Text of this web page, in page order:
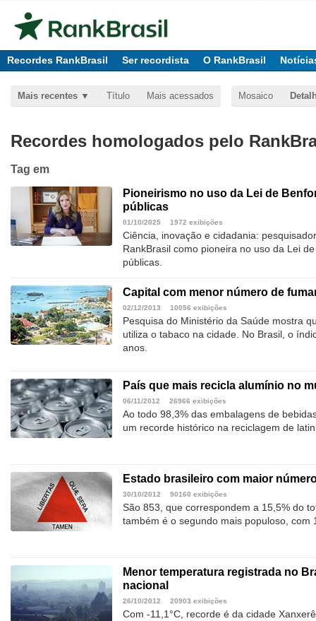
Recordes RankBrasil Ser recordista O RankBrasil
Mais recentes Título Mais acessados Mosaico
Recordes homologados pelo
Tag em
Pioneirismo no uso da Lei de
públicas
01/10/2025 1972 exibições
Ciência, inovação e cidadania:
RankBrasil como pioneira no uso da Lei
públicas.
Capital com menor número de
02/12/2013 10056 exibições
Pesquisa do Ministério da Saúde mostra
utiliza o tabaco na cidade. No Brasil, o
anos.
País que mais recicla alumínio no
06/11/2012 26966 exibições
Ao todo 98,3% das embalagens de
um recorde histórico na reciclagem de
Estado brasileiro com maior
30/10/2012 90160 exibições
São 853, que correspondem a 15,5% do
também é o segundo mais populoso, com
Menor temperatura registrada no
nacional
26/10/2012 20903 exibições
Com -11,1°C, recorde é da cidade